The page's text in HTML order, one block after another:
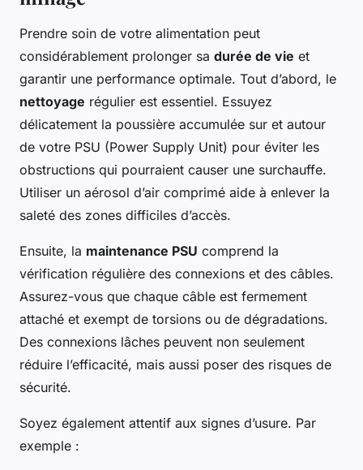
Prendre soin de votre alimentation peut
considérablement prolonger sa durée de vie et
garantir une performance optimale. Tout d’abord, le
nettoyage régulier est essentiel. Essuyez
délicatement la poussière accumulée sur et autour
de votre PSU (Power Supply Unit) pour éviter les
obstructions qui pourraient causer une surchauffe.
Utiliser un aérosol d’air comprimé aide à enlever la
saleté des zones difficiles d’accès.
Ensuite, la maintenance PSU comprend la
vérification régulière des connexions et des câbles.
Assurez-vous que chaque câble est fermement
attaché et exempt de torsions ou de dégradations.
Des connexions lâches peuvent non seulement
réduire l’efficacité, mais aussi poser des risques de
sécurité.
Soyez également attentif aux signes d’usure. Par
exemple :